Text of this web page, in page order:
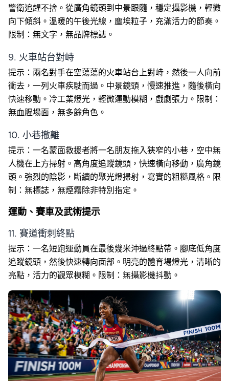
警衛追趕不捨。從廣角鏡頭到中景跟隨，穩定攝影機，輕微
向下傾斜。溫暖的午後光線，塵埃粒子，充滿活力的節奏。
限制：無文字，無品牌標誌。
9. 火車站台對峙
提示：兩名對手在空蕩蕩的火車站台上對峙，然後一人向前
衝去，一列火車疾駛而過。中景鏡頭，慢速推進，隨後橫向
快速移動。冷工業燈光，輕微運動模糊，戲劇張力。限制：
無血腥場面，無多餘角色。
10. 小巷撤離
提示：一名蒙面救援者將一名朋友拖入狹窄的小巷，空中無
人機在上方掃射。高角度追蹤鏡頭，快速橫向移動，廣角鏡
頭。強烈的陰影，斷續的聚光燈掃射，寫實的粗糙風格。限
制：無標誌，無煙霧除非特別指定。
運動、賽車及武術提示
11. 賽道衝刺終點
提示：一名短跑運動員在最後幾米沖過終點帶。腳底低角度
追蹤鏡頭，然後快速轉向面部。明亮的體育場燈光，清晰的
亮點，活力的觀眾模糊。限制：無攝影機抖動。